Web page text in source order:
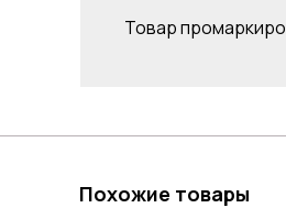
Товар
Похожие товары